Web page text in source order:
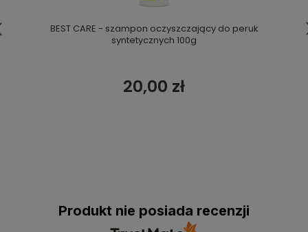
BEST CARE - szampon oczyszczający do peruk
syntetycznych 100g
20,00 zł
Produkt nie posiada recenzji